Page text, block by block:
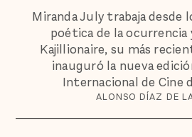
Miranda July trabaja desde
poética de la ocurrencia
Kajillionaire, su más
inauguró la nueva
Internacional de Cine
ALONSO DÍAZ DE